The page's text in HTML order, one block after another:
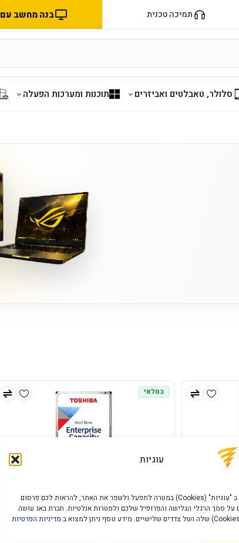
עוגיות
האתר עושה שימוש ב "עוגיות" (Cookies) במטרה לתפעל ולשפר את האתר, להראות לכם פרסום
על סמך הרגלי הגלישה והפרופיל שלכם ולמטרות אנלטיות. חברת באג עושה
מדיניות הפרטיות
תמיכה טכנית בנה מחשב עם AI
סלולר, טאבלטים ואביזרים תוכנות ומערכות הפעלה
TOSHIBA
במלאי
TOSHIBA MG Enterprise 6TB 3.5"